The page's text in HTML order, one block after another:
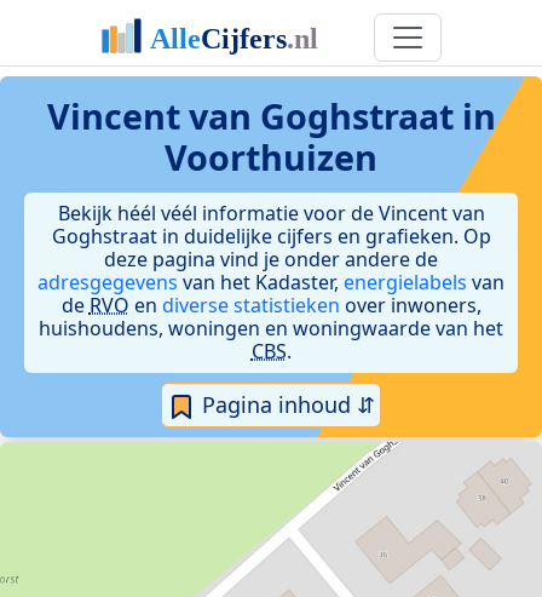
Vincent van Goghstraat in
Voorthuizen
Bekijk héél véél informatie voor de Vincent van
Goghstraat in duidelijke cijfers en grafieken. Op
deze pagina vind je onder andere de
adresgegevens van het Kadaster, energielabels van
de RVO en diverse statistieken over inwoners,
huishoudens, woningen en woningwaarde van het
CBS.
Pagina inhoud ⇵